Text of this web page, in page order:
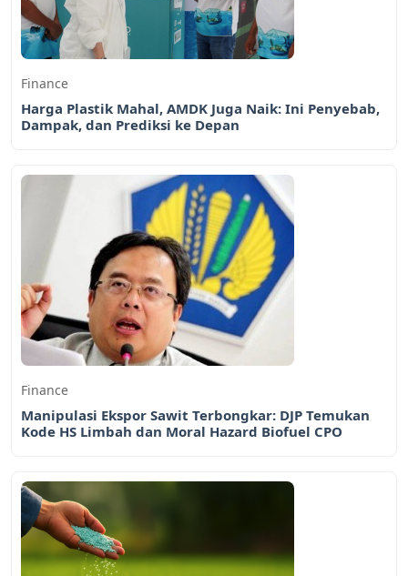
Finance
Harga Plastik Mahal, AMDK Juga Naik: Ini Penyebab,
Dampak, dan Prediksi ke Depan
Finance
Manipulasi Ekspor Sawit Terbongkar: DJP Temukan
Kode HS Limbah dan Moral Hazard Biofuel CPO